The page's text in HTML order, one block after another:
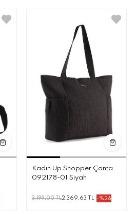
Kadın Up Shopper Çanta
092178-01 Siyah
3.199,00 TL2.369,63 TL -%26